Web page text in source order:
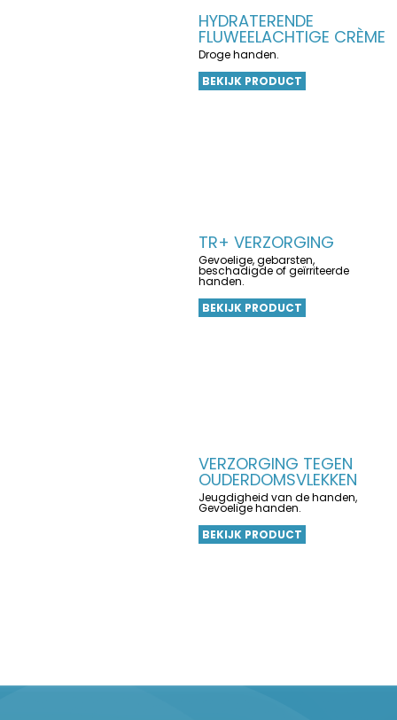
HYDRATERENDE
FLUWEELACHTIGE CRÈME
Droge handen.
BEKIJK PRODUCT
TR+ VERZORGING
Gevoelige, gebarsten,
beschadigde of geïrriteerde
handen.
BEKIJK PRODUCT
VERZORGING TEGEN
OUDERDOMSVLEKKEN
Jeugdigheid van de handen,
Gevoelige handen.
BEKIJK PRODUCT